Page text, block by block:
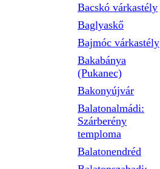
Bacskó várkastély
Baglyaskő
Bajmóc várkastély
Bakabánya
(Pukanec)
Bakonyújvár
Balatonalmádi:
Szárberény
temploma
Balatonendréd